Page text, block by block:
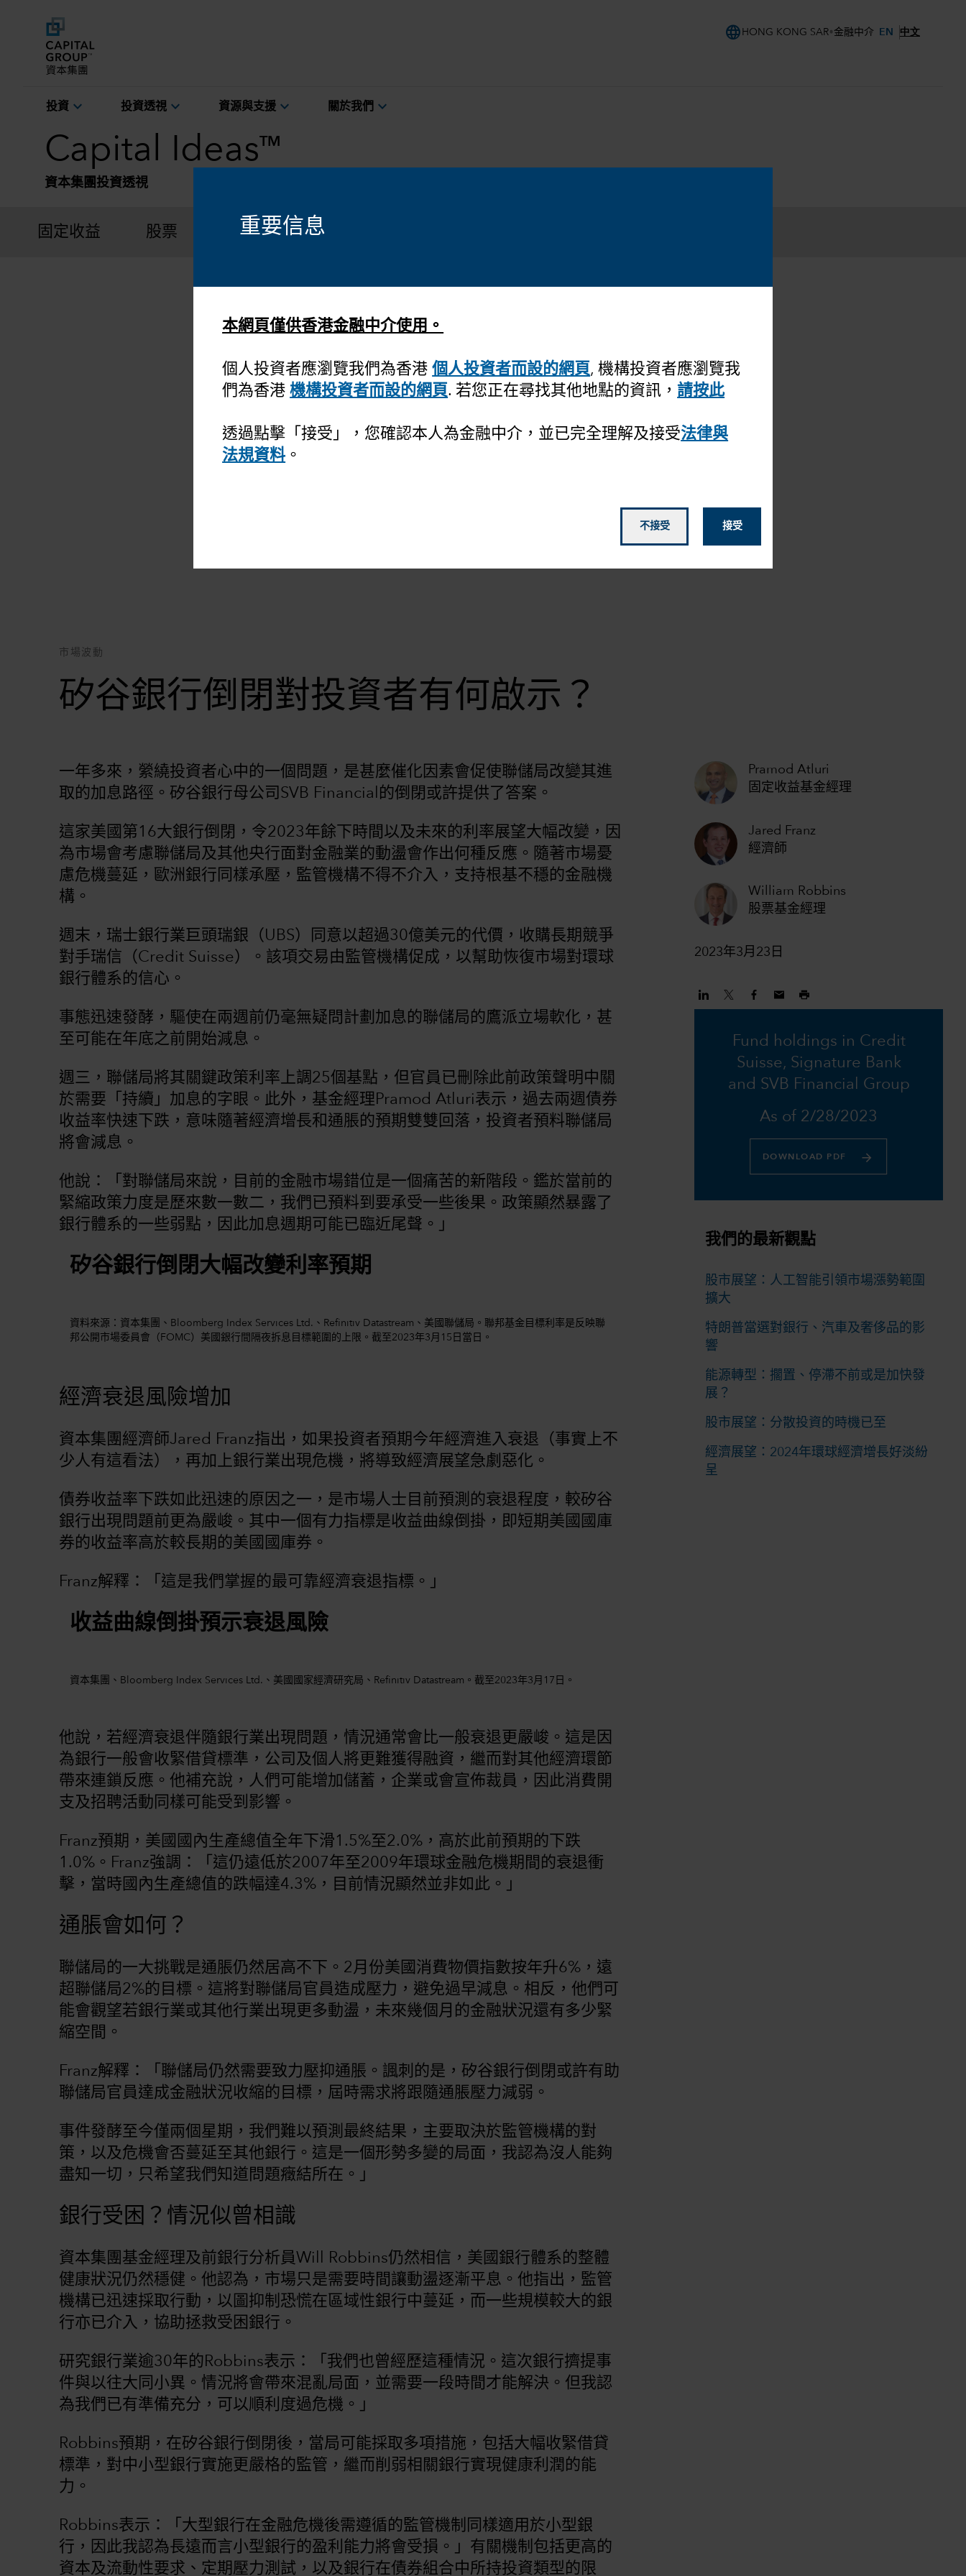
重要信息
本網頁僅供香港金融中介使用。
個人投資者應瀏覽我們為香港個人投資者而設的網頁, 機構投資者應瀏覽我
們為香港機構投資者而設的網頁. 若您正在尋找其他地點的資訊，請按此
透過點擊「接受」，您確認本人為金融中介，並已完全理解及接受法律與
法規資料 。
不接受 接受
language HONG KONG SAR 金融中介 EN 中文
投資 expand_more 投資透視 expand_more 資源與支援 expand_more 關於我們 expand_more
Capital Ideas TM
資本集團投資透視
固定收益 股票 環境、社會及管治
市場波動
矽谷銀行倒閉對投資者有何啟示？
Pramod Atluri
固定收益基金經理
Jared Franz
經濟師
William Robbins
股票基金經理
2023年3月23日
Fund holdings in Credit
Suisse, Signature Bank
and SVB Financial Group
As of 2/28/2023
DOWNLOAD PDF
一年多來，縈繞投資者心中的一個問題，是甚麼催化因素會促使聯儲局改變其進
取的加息路徑。矽谷銀行母公司SVB Financial的倒閉或許提供了答案。
這家美國第16大銀行倒閉，令2023年餘下時間以及未來的利率展望大幅改變，因
為市場會考慮聯儲局及其他央行面對金融業的動盪會作出何種反應。隨著市場憂
慮危機蔓延，歐洲銀行同樣承壓，監管機構不得不介入，支持根基不穩的金融機
構。
週末，瑞士銀行業巨頭瑞銀（UBS）同意以超過30億美元的代價，收購長期競爭
對手瑞信（Credit Suisse）。該項交易由監管機構促成，以幫助恢復市場對環球
銀行體系的信心。
事態迅速發酵，驅使在兩週前仍毫無疑問計劃加息的聯儲局的鷹派立場軟化，甚
至可能在年底之前開始減息。
週三，聯儲局將其關鍵政策利率上調25個基點，但官員已刪除此前政策聲明中關
於需要「持續」加息的字眼。此外，基金經理Pramod Atluri表示，過去兩週債券
收益率快速下跌，意味隨著經濟增長和通脹的預期雙雙回落，投資者預料聯儲局
將會減息。
他說：「對聯儲局來說，目前的金融市場錯位是一個痛苦的新階段。鑑於當前的
緊縮政策力度是歷來數一數二，我們已預料到要承受一些後果。政策顯然暴露了
銀行體系的一些弱點，因此加息週期可能已臨近尾聲。」
矽谷銀行倒閉大幅改變利率預期
資料來源：資本集團、Bloomberg Index Services Ltd.、Refinitiv Datastream、美國聯儲局。聯邦基金目標利率是反映聯
邦公開市場委員會（FOMC）美國銀行間隔夜拆息目標範圍的上限。截至2023年3月15日當日。
經濟衰退風險增加
資本集團經濟師Jared Franz指出，如果投資者預期今年經濟進入衰退（事實上不
少人有這看法），再加上銀行業出現危機，將導致經濟展望急劇惡化。
債券收益率下跌如此迅速的原因之一，是市場人士目前預測的衰退程度，較矽谷
銀行出現問題前更為嚴峻。其中一個有力指標是收益曲線倒掛，即短期美國國庫
券的收益率高於較長期的美國國庫券。
Franz解釋：「這是我們掌握的最可靠經濟衰退指標。」
收益曲線倒掛預示衰退風險
資本集團、Bloomberg Index Services Ltd.、美國國家經濟研究局、Refinitiv Datastream。截至2023年3月17日。
他說，若經濟衰退伴隨銀行業出現問題，情況通常會比一般衰退更嚴峻。這是因
為銀行一般會收緊借貸標準，公司及個人將更難獲得融資，繼而對其他經濟環節
帶來連鎖反應。他補充說，人們可能增加儲蓄，企業或會宣佈裁員，因此消費開
支及招聘活動同樣可能受到影響。
Franz預期，美國國內生產總值全年下滑1.5%至2.0%，高於此前預期的下跌
1.0%。Franz強調：「這仍遠低於2007年至2009年環球金融危機期間的衰退衝
擊，當時國內生產總值的跌幅達4.3%，目前情況顯然並非如此。」
通脹會如何？
聯儲局的一大挑戰是通脹仍然居高不下。2月份美國消費物價指數按年升6%，遠
超聯儲局2%的目標。這將對聯儲局官員造成壓力，避免過早減息。相反，他們可
能會觀望若銀行業或其他行業出現更多動盪，未來幾個月的金融狀況還有多少緊
縮空間。
Franz解釋：「聯儲局仍然需要致力壓抑通脹。諷刺的是，矽谷銀行倒閉或許有助
聯儲局官員達成金融狀況收縮的目標，屆時需求將跟隨通脹壓力減弱。
事件發酵至今僅兩個星期，我們難以預測最終結果，主要取決於監管機構的對
策，以及危機會否蔓延至其他銀行。這是一個形勢多變的局面，我認為沒人能夠
盡知一切，只希望我們知道問題癥結所在。」
銀行受困？情況似曾相識
資本集團基金經理及前銀行分析員Will Robbins仍然相信，美國銀行體系的整體
健康狀況仍然穩健。他認為，市場只是需要時間讓動盪逐漸平息。他指出，監管
機構已迅速採取行動，以圖抑制恐慌在區域性銀行中蔓延，而一些規模較大的銀
行亦已介入，協助拯救受困銀行。
研究銀行業逾30年的Robbins表示：「我們也曾經歷這種情況。這次銀行擠提事
件與以往大同小異。情況將會帶來混亂局面，並需要一段時間才能解決。但我認
為我們已有準備充分，可以順利度過危機。」
Robbins預期，在矽谷銀行倒閉後，當局可能採取多項措施，包括大幅收緊借貸
標準，對中小型銀行實施更嚴格的監管，繼而削弱相關銀行實現健康利潤的能
力。
Robbins表示：「大型銀行在金融危機後需遵循的監管機制同樣適用於小型銀
行，因此我認為長遠而言小型銀行的盈利能力將會受損。」有關機制包括更高的
資本及流動性要求、定期壓力測試，以及銀行在債券組合中所持投資類型的限
我們的最新觀點
股市展望：人工智能引領市場漲勢範圍
擴大
特朗普當選對銀行、汽車及奢侈品的影
響
能源轉型：擱置、停滯不前或是加快發
展？
股市展望：分散投資的時機已至
經濟展望：2024年環球經濟增長好淡紛
呈